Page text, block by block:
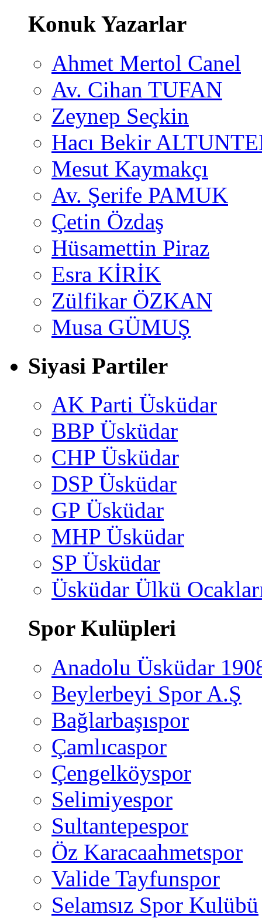
Konuk Yazarlar
Ahmet Mertol Canel
Av. Cihan TUFAN
Zeynep Seçkin
Hacı Bekir
Mesut Kaymakçı
Av. Şerife PAMUK
Çetin Özdaş
Hüsamettin Piraz
Esra KİRİK
Zülfikar ÖZKAN
Musa GÜMUŞ
Siyasi Partiler
AK Parti Üsküdar
BBP Üsküdar
CHP Üsküdar
DSP Üsküdar
GP Üsküdar
MHP Üsküdar
SP Üsküdar
Üsküdar Ülkü
Spor Kulüpleri
Anadolu Üsküdar
Beylerbeyi Spor A.Ş
Bağlarbaşıspor
Çamlıcaspor
Çengelköyspor
Selimiyespor
Sultantepespor
Öz Karacaahmetspor
Valide Tayfunspor
Selamsız Spor Kulübü